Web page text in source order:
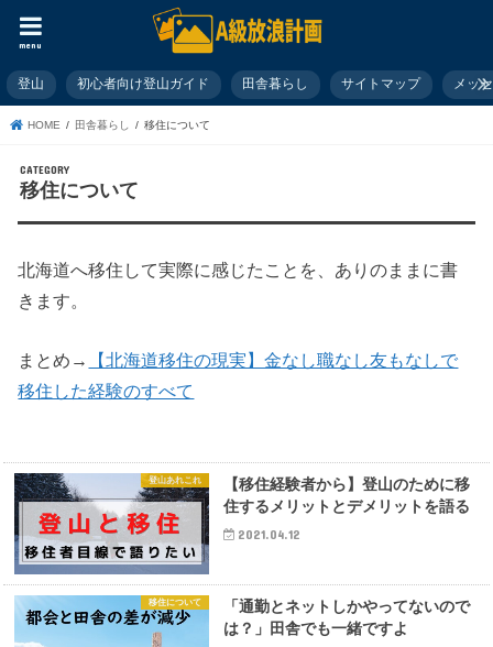
menu
登山 初心者向け登山ガイド 田舎暮らし サイトマップ メッ
HOME 田舎暮らし 移住について
移住について
北海道へ移住して実際に感じたことを、ありのままに書
きます。
まとめ→
【北海道移住の現実】金なし職なし友もなしで
移住した経験のすべて
登山あれこれ
【移住経験者から】登山のために移
住するメリットとデメリットを語る
2021.04.12
移住について
「通勤とネットしかやってないので
は？」田舎でも一緒ですよ